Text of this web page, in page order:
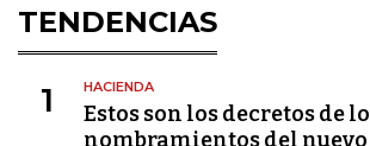
TENDENCIAS
1 HACIENDA
Estos son los decretos de
nombramientos del